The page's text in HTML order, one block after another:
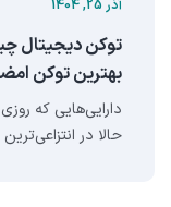
آذر 25, 1404
توکن دیجیتال
بهترین توکن
دارایی‌هایی که
حالا در